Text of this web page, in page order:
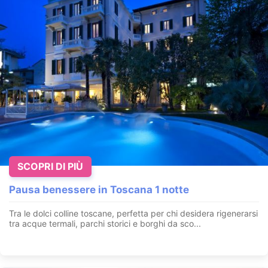
Pacchetto Compleanno o Anniversario – Spa
Privata & Festa in Montagna
Selvino - Bergamo - Lombardia
BENESSERE panoramico. Che sia un compleanno o un
VEDI OFFERTA
Pausa benessere in Toscana 1 notte
Tra le dolci colline toscane, perfetta per chi desidera rigenerarsi
tra acque termali, parchi storici e borghi da sco...
SCOPRI DI PIÙ